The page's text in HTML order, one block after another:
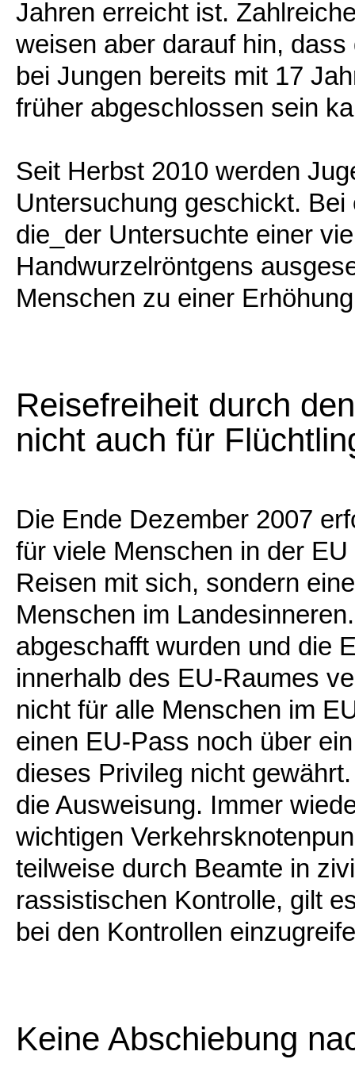
Jahren erreicht ist.
weisen aber darauf hin,
bei Jungen bereits mit 17
früher abgeschlossen sein
Seit Herbst 2010 werden
Untersuchung geschickt.
die_der Untersuchte einer
Handwurzelröntgens
Menschen zu einer
Reisefreiheit durch
nicht auch für
Die Ende Dezember 2007
für viele Menschen in der
Reisen mit sich, sondern
Menschen im
abgeschafft wurden und die
innerhalb des EU-Raumes
nicht für alle Menschen im
einen EU-Pass noch über
dieses Privileg nicht
die Ausweisung. Immer
wichtigen
teilweise durch Beamte in
rassistischen Kontrolle, gilt
bei den Kontrollen
Keine Abschiebung